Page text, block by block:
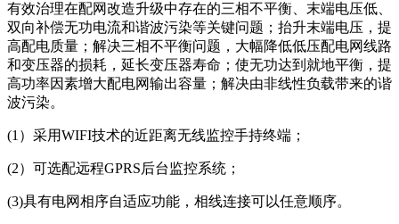
有效治理在配网改造升级中存在的三相不平衡、末端电压低、
双向补偿无功电流和谐波污染等关键问题；抬升末端电压，提
高配电质量；解决三相不平衡问题，大幅降低低压配电网线路
和变压器的损耗，延长变压器寿命；使无功达到就地平衡，提
高功率因素增大配电网输出容量；解决由非线性负载带来的谐
波污染。
(1）采用WIFI技术的近距离无线监控手持终端；
(2）可选配远程GPRS后台监控系统；
(3)具有电网相序自适应功能，相线连接可以任意顺序。